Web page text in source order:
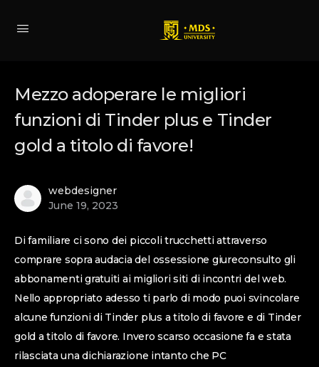
Mezzo adoperare le migliori
funzioni di Tinder plus e Tinder
gold a titolo di favore!
webdesigner
June 19, 2023
Di familiare ci sono dei piccoli trucchetti attraverso
comprare sopra audacia del ossessione giureconsulto gli
abbonamenti gratuiti ai migliori siti di incontri del web.
Nello appropriato adesso ti parlo di modo puoi svincolare
alcune funzioni di Tinder plus a titolo di favore e di Tinder
gold a titolo di favore. Invero scarso occasione fa e stata
rilasciata una dichiarazione intanto che PC